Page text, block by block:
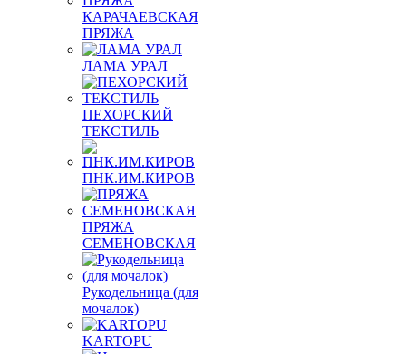
КАРАЧАЕВСКАЯ
ПРЯЖА
ЛАМА УРАЛ
ПЕХОРСКИЙ
ТЕКСТИЛЬ
ПНК.ИМ.КИРОВ
ПРЯЖА
СЕМЕНОВСКАЯ
Рукодельница (для
мочалок)
KARTOPU